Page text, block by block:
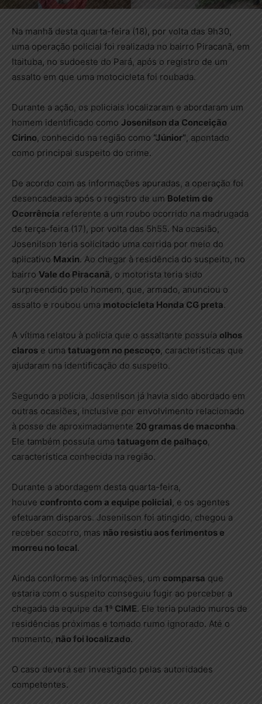
Na manhã desta quarta-feira (18), por volta das 9h30,
uma operação policial foi realizada no bairro Piracanã, em
Itaituba, no sudoeste do Pará, após o registro de um
assalto em que uma motocicleta foi roubada.
Durante a ação, os policiais localizaram e abordaram um
homem identificado como Josenilson da Conceição
Cirino, conhecido na região como “Júnior”, apontado
como principal suspeito do crime.
De acordo com as informações apuradas, a operação foi
desencadeada após o registro de um Boletim de
Ocorrência referente a um roubo ocorrido na madrugada
de terça-feira (17), por volta das 5h55. Na ocasião,
Josenilson teria solicitado uma corrida por meio do
aplicativo Maxin. Ao chegar à residência do suspeito, no
bairro Vale do Piracanã, o motorista teria sido
surpreendido pelo homem, que, armado, anunciou o
assalto e roubou uma motocicleta Honda CG preta.
A vítima relatou à polícia que o assaltante possuía olhos
claros e uma tatuagem no pescoço, características que
ajudaram na identificação do suspeito.
Segundo a polícia, Josenilson já havia sido abordado em
outras ocasiões, inclusive por envolvimento relacionado
à posse de aproximadamente 20 gramas de maconha.
Ele também possuía uma tatuagem de palhaço,
característica conhecida na região.
Durante a abordagem desta quarta-feira,
houve confronto com a equipe policial, e os agentes
efetuaram disparos. Josenilson foi atingido, chegou a
receber socorro, mas não resistiu aos ferimentos e
morreu no local.
Ainda conforme as informações, um comparsa que
estaria com o suspeito conseguiu fugir ao perceber a
chegada da equipe da 1ª CIME. Ele teria pulado muros de
residências próximas e tomado rumo ignorado. Até o
momento, não foi localizado.
O caso deverá ser investigado pelas autoridades
competentes.